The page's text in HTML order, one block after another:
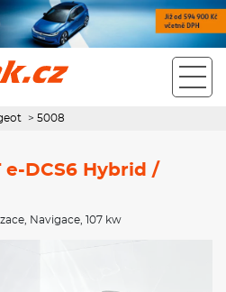
/ 107kW
> 5008
e-DCS6 Hybrid /
Navigace , 107 kw